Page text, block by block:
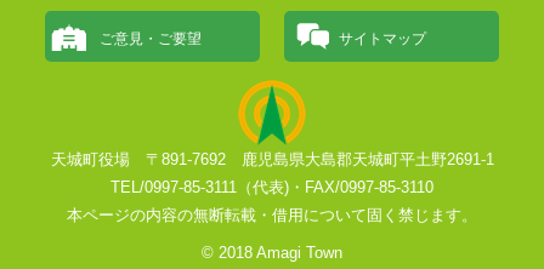
ご意見・ご要望 サイトマップ
天城町役場 〒891-7692 鹿児島県大島郡天城町平土野2691-1
TEL/0997-85-3111（代表)・FAX/0997-85-3110
本ページの内容の無断転載・借用について固く禁じます。
© 2018 Amagi Town